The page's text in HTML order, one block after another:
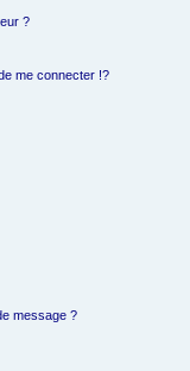
?
me connecter !?
message ?